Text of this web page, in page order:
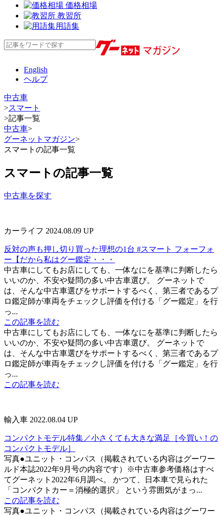
価格相場
教習所
用語集
English
ヘルプ
中古車
>スマート
>記事一覧
中古車>
グーネットマガジン>
スマートの記事一覧
スマートの記事一覧
中古車を探す
カーライフ 2024.08.09 UP
反対の声も押し切り買った理想の1台 #スマート フォーフォ
ー【だから私はグー鑑定・・・
中古車にしてもお店にしても、一体なにを基準に判断したら
いいのか、不安や疑問の多い中古車選び。 グーネットで
は、そんな中古車選びをサポートするべく、第三者であるプ
ロ鑑定師が車両をチェックし評価を付ける「グー鑑定」を行
っ...
この記事を読む
中古車にしてもお店にしても、一体なにを基準に判断したら
いいのか、不安や疑問の多い中古車選び。 グーネットで
は、そんな中古車選びをサポートするべく、第三者であるプ
ロ鑑定師が車両をチェックし評価を付ける「グー鑑定」を行
っ...
この記事を読む
輸入車 2022.08.04 UP
コンパクトモデル特集／小さくても大きな満足［今買い！の
コンパクトモデル］
写真●ユニット・コンパス（掲載されている内容はグーワー
ルド本誌2022年9月号の内容です）※中古車参考価格はすべ
てグーネット2022年6月調べ。 かつて、日本車で見られた
「コンパクトカー＝消極的選択」 という雰囲気がまっ...
この記事を読む
写真●ユニット・コンパス（掲載されている内容はグーワー